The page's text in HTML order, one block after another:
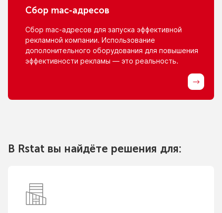
Сбор mac-адресов
Сбор mac-адресов для запуска эффективной
рекламной компании. Использование
дополонительного оборудования для повышения
эффективности рекламы — это реальность.
В Rstat вы найдёте решения для: